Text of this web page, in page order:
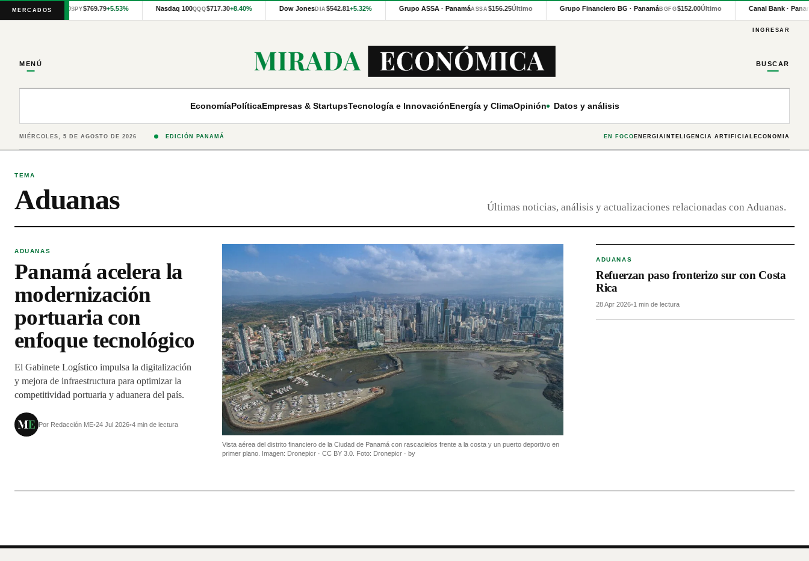
MERCADOSS&P 500 SPY$769.79+5.53% Nasdaq 100QQQ$717.30+8.40% Dow JonesDIA$542.81+5.32% Grupo ASSA · PanamáASSA$156.25Último Grupo Financiero BG · PanamáBGFG$152.00Último Canal Bank ·
Cotizaciones
Modeling
Latinex
INGRESAR
MENÚ BUSCAR
EconomíaPolíticaEmpresas & StartupsTecnología e InnovaciónEnergía y ClimaOpinión Datos y análisis
MIÉRCOLES, 5 DE AGOSTO DE 2026 EDICIÓN PANAMÁ EN FOCO ENERGÍA INTELIGENCIA ARTIFICIAL ECONOMÍA
TEMA
Aduanas Últimas noticias, análisis y actualizaciones relacionadas con Aduanas.
ADUANAS
Panamá acelera la
modernización
portuaria con
enfoque tecnológico
El Gabinete Logístico impulsa la digitalización
y mejora de infraestructura para optimizar la
competitividad portuaria y aduanera del país.
Por Redacción ME•24 Jul 2026•4 min de lectura
Vista aérea del distrito financiero de la Ciudad de Panamá con rascacielos frente a la costa y un puerto deportivo en
primer plano. Imagen: Dronepicr · CC BY 3.0. Foto: Dronepicr · by
ADUANAS
Refuerzan paso fronterizo sur con Costa
Rica
28 Apr 2026•1 min de lectura